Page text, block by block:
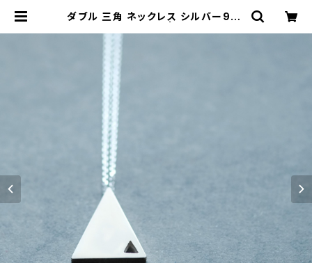
ダブル 三角 ネックレス シルバー925